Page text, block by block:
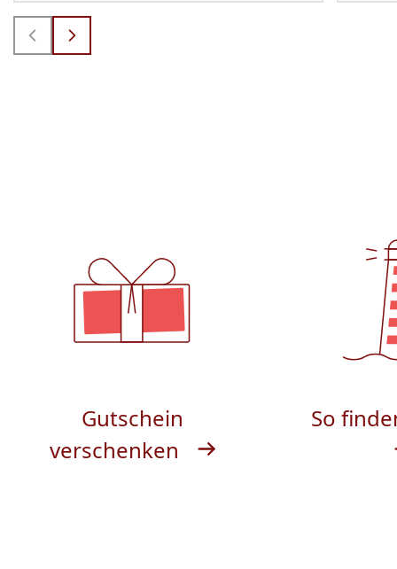
Gutschein
verschenken
So